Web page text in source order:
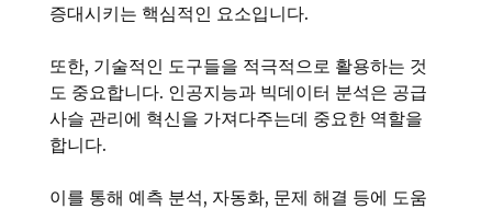
증대시키는 핵심적인 요소입니다.
또한, 기술적인 도구들을 적극적으로 활용하는 것
도 중요합니다. 인공지능과 빅데이터 분석은 공급
사슬 관리에 혁신을 가져다주는데 중요한 역할을
합니다.
이를 통해 예측 분석, 자동화, 문제 해결 등에 도움